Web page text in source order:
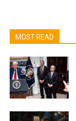
MOST READ